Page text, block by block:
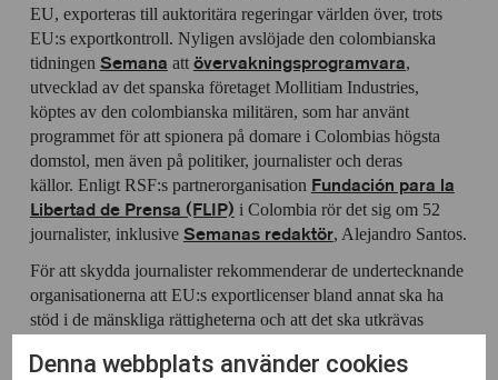
EU, exporteras till auktoritära regeringar världen över, trots
EU:s exportkontroll. Nyligen avslöjade den colombianska
tidningen Semana att övervakningsprogramvara,
utvecklad av det spanska företaget Mollitiam Industries,
köptes av den colombianska militären, som har använt
programmet för att spionera på domare i Colombias högsta
domstol, men även på politiker, journalister och deras
källor. Enligt RSF:s partnerorganisation Fundación para la
Libertad de Prensa (FLIP) i Colombia rör det sig om 52
journalister, inklusive Semanas redaktör, Alejandro Santos.
För att skydda journalister rekommenderar de undertecknande
organisationerna att EU:s exportlicenser bland annat ska ha
stöd i de mänskliga rättigheterna och att det ska utkrävas
leverantörskedjan. Organisationerna vill också att
Denna webbplats använder cookies